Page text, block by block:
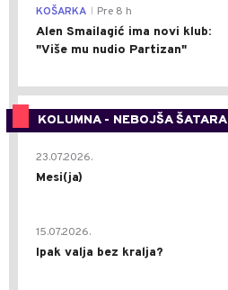
KOŠARKA Pre 8 h
Alen Smailagić ima novi klub:
"Više mu nudio Partizan"
KOLUMNA - NEBOJŠA ŠATARA
23.07.2026.
Mesi(ja)
15.07.2026.
Ipak valja bez kralja?